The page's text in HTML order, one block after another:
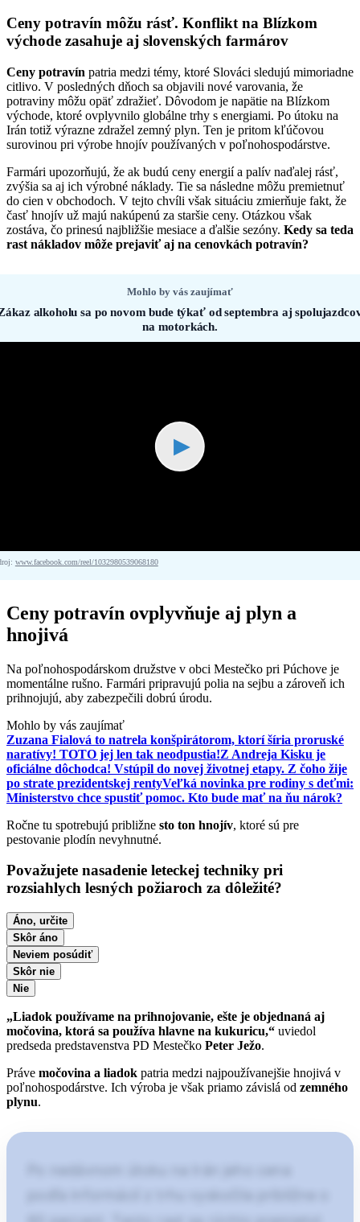
Ceny potravín môžu rásť. Konflikt na Blízkom
východe zasahuje aj slovenských farmárov
Ceny potravín patria medzi témy, ktoré Slováci sledujú mimoriadne
citlivo. V posledných dňoch sa objavili nové varovania, že
potraviny môžu opäť zdražieť. Dôvodom je napätie na Blízkom
východe, ktoré ovplyvnilo globálne trhy s energiami. Po útoku na
Irán totiž výrazne zdražel zemný plyn. Ten je pritom kľúčovou
surovinou pri výrobe hnojív používaných v poľnohospodárstve.
Farmári upozorňujú, že ak budú ceny energií a palív naďalej rásť,
zvýšia sa aj ich výrobné náklady. Tie sa následne môžu premietnuť
do cien v obchodoch. V tejto chvíli však situáciu zmierňuje fakt, že
časť hnojív už majú nakúpenú za staršie ceny. Otázkou však
zostáva, čo prinesú najbližšie mesiace a ďalšie sezóny. Kedy sa teda
rast nákladov môže prejaviť aj na cenovkách potravín?
Mohlo by vás zaujímať
alkoholu sa po novom bude týkať od septembra aj
na motorkách.
▶
www.facebook.com/reel/1032980539068180
Ceny potravín ovplyvňuje aj plyn a
hnojivá
Na poľnohospodárskom družstve v obci Mestečko pri Púchove je
momentálne rušno. Farmári pripravujú polia na sejbu a zároveň ich
prihnojujú, aby zabezpečili dobrú úrodu.
Mohlo by vás zaujímať
Zuzana Fialová to natrela konšpirátorom, ktorí šíria proruské
naratívy! TOTO jej len tak neodpustia!Z Andreja Kisku je
oficiálne dôchodca! Vstúpil do novej životnej etapy. Z čoho žije
po strate prezidentskej rentyVeľká novinka pre rodiny s deťmi:
Ministerstvo chce spustiť pomoc. Kto bude mať na ňu nárok?
Ročne tu spotrebujú približne sto ton hnojív, ktoré sú pre
pestovanie plodín nevyhnutné.
Považujete nasadenie leteckej techniky pri
rozsiahlych lesných požiaroch za dôležité?
Áno, určite
Skôr áno
Neviem posúdiť
Skôr nie
Nie
„Liadok používame na prihnojovanie, ešte je objednaná aj
močovina, ktorá sa používa hlavne na kukuricu,“ uviedol
predseda predstavenstva PD Mestečko Peter Ježo.
Práve močovina a liadok patria medzi najpoužívanejšie hnojivá v
poľnohospodárstve. Ich výroba je však priamo závislá od zemného
plynu.